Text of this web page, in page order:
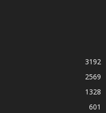
3192
2569
1328
601